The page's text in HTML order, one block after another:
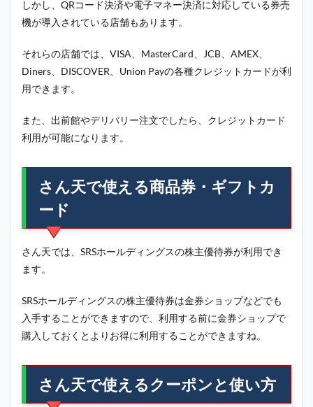
しかし、QRコード決済や電子マネー決済に対応している券売
機が導入されている店舗もあります。
それらの店舗では、VISA、MasterCard、JCB、AMEX、
Diners、DISCOVER、Union Payの各種クレジットカードが利
用できます。
また、出前館やデリバリー注文でしたら、クレジットカード
利用が可能になります。
さん天で使える商品券・ギフトカ
ード
さん天では、SRSホールディングスの株主優待券が利用でき
ます。
SRSホールディングスの株主優待券は金券ショップなどでも
入手することができますので、利用する前に金券ショップで
購入しておくとよりお得に利用することができますね。
さん天で使えるクーポンと使い方